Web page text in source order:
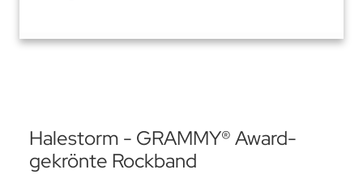
Halestorm - GRAMMY® Award-
gekrönte Rockband